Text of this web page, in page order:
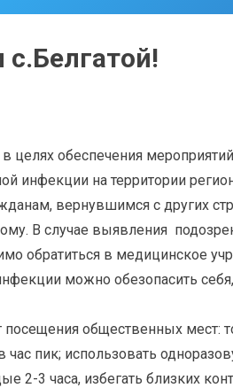
целях обеспечения
инфекции на территории
вернувшимся с других
В случае выявления
обратиться в медицинское
можно обезопасить
общественных мест:
час пик; использовать
2-3 часа, избегать близких